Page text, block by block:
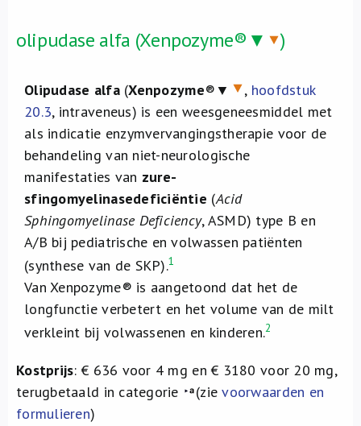
olipudase alfa (Xenpozyme®▼ )
Olipudase alfa (Xenpozyme®▼ , hoofdstuk
20.3, intraveneus) is een weesgeneesmiddel met
als indicatie enzymvervangingstherapie voor de
behandeling van niet-neurologische
manifestaties van zure-
sfingomyelinasedeficiëntie (Acid
Sphingomyelinase Deficiency, ASMD) type B en
A/B bij pediatrische en volwassen patiënten
(synthese van de SKP).1
Van Xenpozyme® is aangetoond dat het de
longfunctie verbetert en het volume van de milt
verkleint bij volwassenen en kinderen.2
Kostprijs: € 636 voor 4 mg en € 3180 voor 20 mg,
terugbetaald in categorie
(zievoorwaarden en
formulieren)